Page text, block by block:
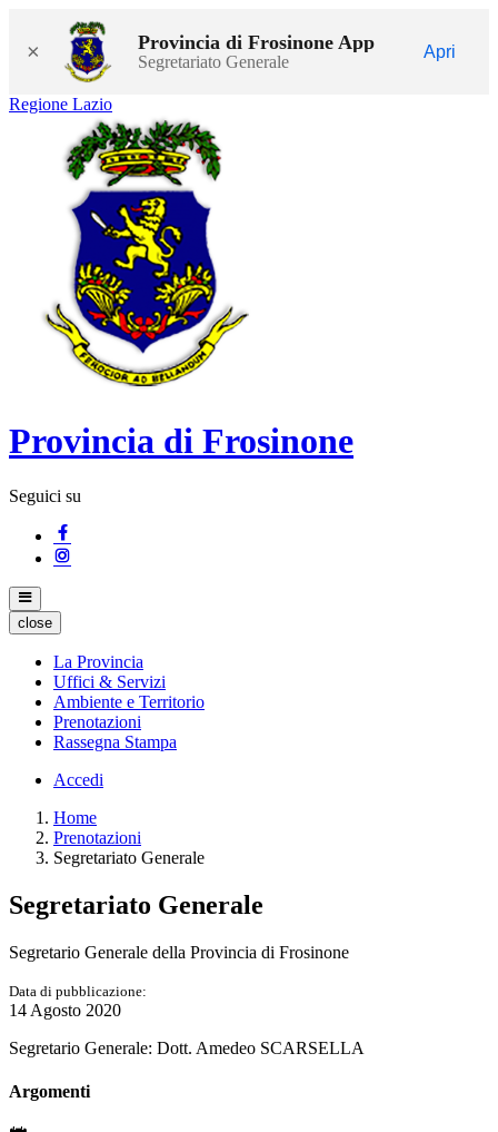
× Provincia di Frosinone App
Segretariato Generale
Apri
Regione Lazio
Provincia di Frosinone
Seguici su
close
La Provincia
Uffici & Servizi
Ambiente e Territorio
Prenotazioni
Rassegna Stampa
Accedi
Home
Prenotazioni
Segretariato Generale
Segretariato Generale
Segretario Generale della Provincia di Frosinone
Data di pubblicazione:
14 Agosto 2020
Segretario Generale: Dott. Amedeo SCARSELLA
Argomenti